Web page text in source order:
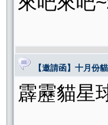
【邀請函】十月份
霹靂貓星